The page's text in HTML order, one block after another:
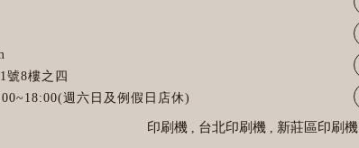
號8樓之四
週六日及例假日店休)
印刷機 台北印刷機 新莊區印刷機